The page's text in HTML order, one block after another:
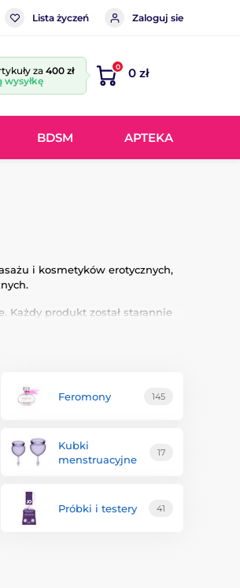
Lista życzeń Zaloguj sie
za400 zł
0 0 zł
BDSM APTEKA
i kosmetyków erotycznych,
produkt został starannie
delikatne drżenie. Wypróbuj je
Feromony 145
Kubki
menstruacyjne
17
Próbki i testery 41